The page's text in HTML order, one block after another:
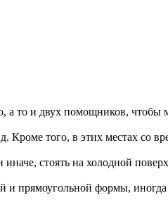
а то и двух помощников, чтобы
Кроме того, в этих местах со
стоять на холодной
и прямоугольной формы,